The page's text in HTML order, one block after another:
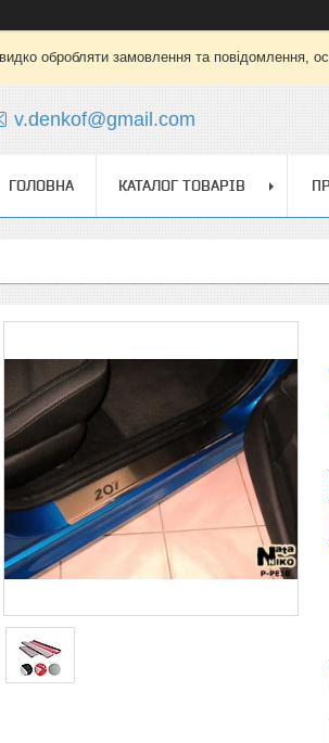
обробляти замовлення та повідомлення,
v.denkof@gmail.com
ГОЛОВНА КАТАЛОГ ТОВАРІВ